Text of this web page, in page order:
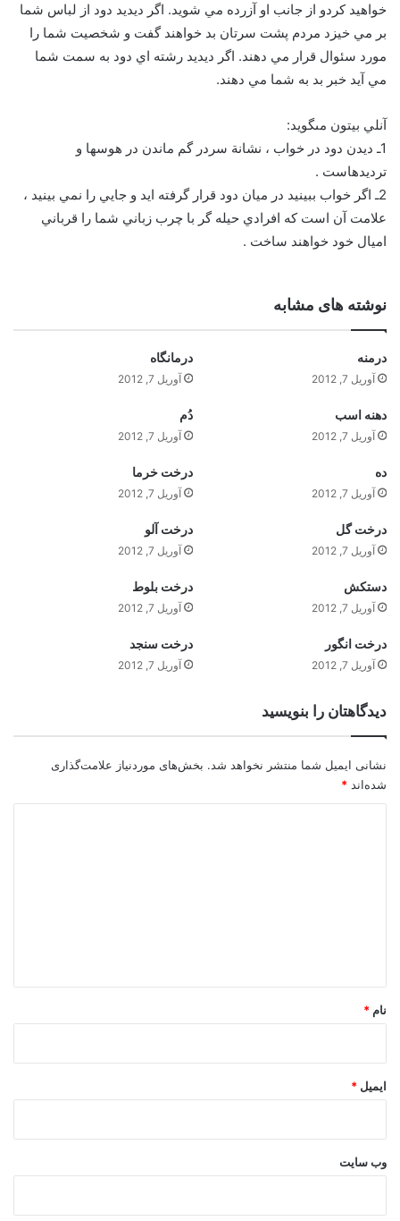
خواهيد کردو از جانب او آزرده مي شويد. اگر ديديد دود از لباس شما
بر مي خيزد مردم پشت سرتان بد خواهند گفت و شخصيت شما را
مورد سئوال قرار مي دهند. اگر ديديد رشته اي دود به سمت شما
مي آيد خبر بد به شما مي دهند.
آنلي بيتون مى‏گويد:
1ـ ديدن دود در خواب ، نشانة سردر گم ماندن در هوسها و
ترديدهاست .
2ـ اگر خواب ببينيد در ميان دود قرار گرفته ايد و جايي را نمي بينيد ،
علامت آن است كه افرادي حيله گر با چرب زباني شما را قرباني
اميال خود خواهند ساخت .
نوشته های مشابه
درمنه
آوریل 7, 2012
درمانگاه
آوریل 7, 2012
دهنه اسب
آوریل 7, 2012
دُم
آوریل 7, 2012
ده
آوریل 7, 2012
درخت خرما
آوریل 7, 2012
درخت گل
آوریل 7, 2012
درخت آلو
آوریل 7, 2012
دستکش
آوریل 7, 2012
درخت بلوط
آوریل 7, 2012
درخت انگور
آوریل 7, 2012
درخت سنجد
آوریل 7, 2012
دیدگاهتان را بنویسید
نشانی ایمیل شما منتشر نخواهد شد. بخش‌های موردنیاز علامت‌گذاری
شده‌اند *
نام *
ایمیل *
وب‌ سایت